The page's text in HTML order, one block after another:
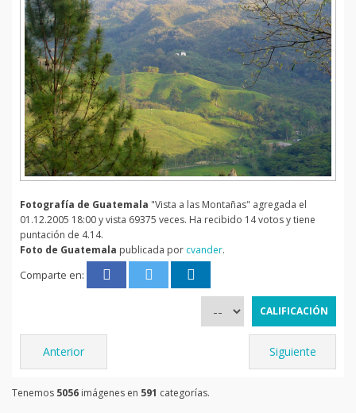
Fotografía de Guatemala "Vista a las Montañas" agregada el
01.12.2005 18:00 y vista 69375 veces. Ha recibido 14 votos y tiene
puntación de 4.14.
Foto de Guatemala publicada por cvander.
Comparte en:
Anterior Siguiente
Tenemos 5056 imágenes en 591 categorías.